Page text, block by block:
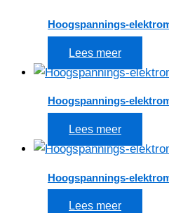
Hoogspannings-
Lees meer
Hoogspannings-
Lees meer
Hoogspannings-
Lees meer